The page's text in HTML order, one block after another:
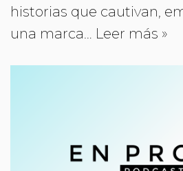
historias que cautivan,
una marca… Leer más »